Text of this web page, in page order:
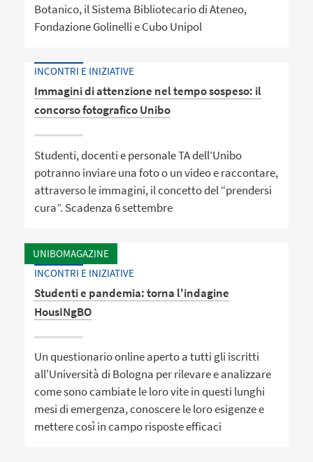
Botanico, il Sistema Bibliotecario di Ateneo,
Fondazione Golinelli e Cubo Unipol
INCONTRI E INIZIATIVE
Immagini di attenzione nel tempo sospeso: il
concorso fotografico Unibo
Studenti, docenti e personale TA dell’Unibo
potranno inviare una foto o un video e raccontare,
attraverso le immagini, il concetto del “prendersi
cura”. Scadenza 6 settembre
UNIBOMAGAZINE
INCONTRI E INIZIATIVE
Studenti e pandemia: torna l'indagine
HousINgBO
Un questionario online aperto a tutti gli iscritti
all'Università di Bologna per rilevare e analizzare
come sono cambiate le loro vite in questi lunghi
mesi di emergenza, conoscere le loro esigenze e
mettere così in campo risposte efficaci